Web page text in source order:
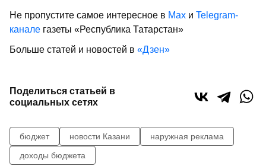
Не пропустите самое интересное в Max и Telegram-
канале газеты «Республика Татарстан»
Больше статей и новостей в «Дзен»
Поделиться статьей в
социальных сетях
бюджет новости Казани
наружная реклама
доходы бюджета